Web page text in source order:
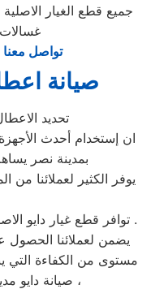
جميع قطع الغيار
غسالات
تواصل
صيانة
تحديد
ان إستخدام أحدث
بمدينة نصر
يوفر الكثير لعملائنا من
» توافر قطع غيار دايو الاصلية في مركز صيانة دايو بمدينة نصر .
يضمن لعملائنا
مستوى من الكفاءة التي
صيانة دايو مدينة نصر المعتمد بمدينة نصر ،